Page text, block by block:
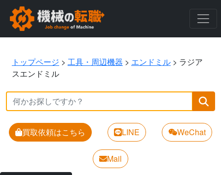
トップページ > 工具・周辺機器 > エンドミル > ラジア
スエンドミル
買取依頼はこちら LINE WeChat
Mail